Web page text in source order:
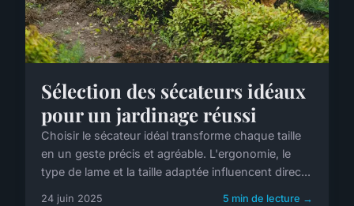
Sélection des sécateurs idéaux
pour un jardinage réussi
Choisir le sécateur idéal transforme chaque taille
en un geste précis et agréable. L'ergonomie, le
type de lame et la taille adaptée influencent direc...
24 juin 2025 5 min de lecture →